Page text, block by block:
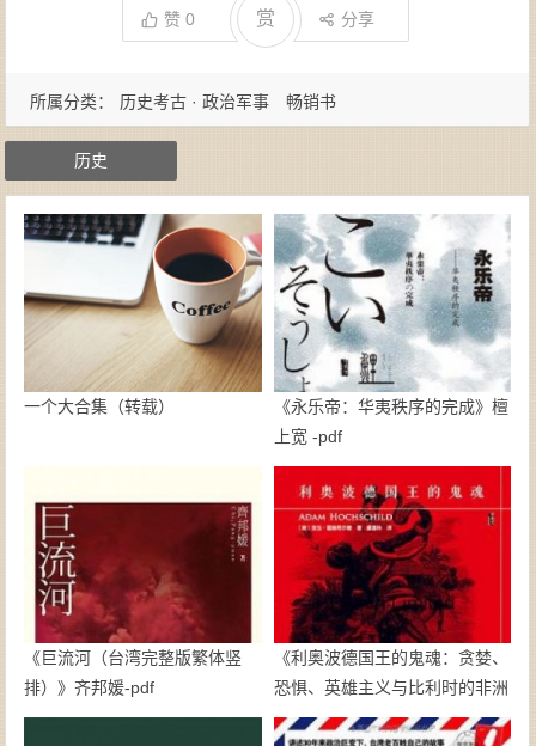
赞0 赏 分享
所属分类： 历史考古 · 政治军事 畅销书
历史
一个大合集（转载）
《永乐帝：华夷秩序的完成》檀
上宽 -pdf
《巨流河（台湾完整版繁体竖
排）》齐邦媛-pdf
《利奥波德国王的鬼魂：贪婪、
恐惧、英雄主义与比利时的非洲
殖民地》亚当·霍赫希尔德-pdf